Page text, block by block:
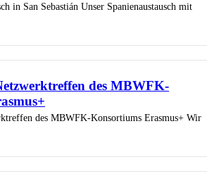
in San Sebastián Unser Spanienaustausch mit
des MBWFK-
des MBWFK-Konsortiums Erasmus+ Wir